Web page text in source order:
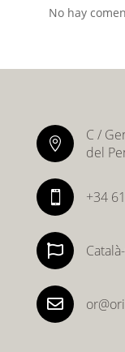
No hay

C /
del
 +34

